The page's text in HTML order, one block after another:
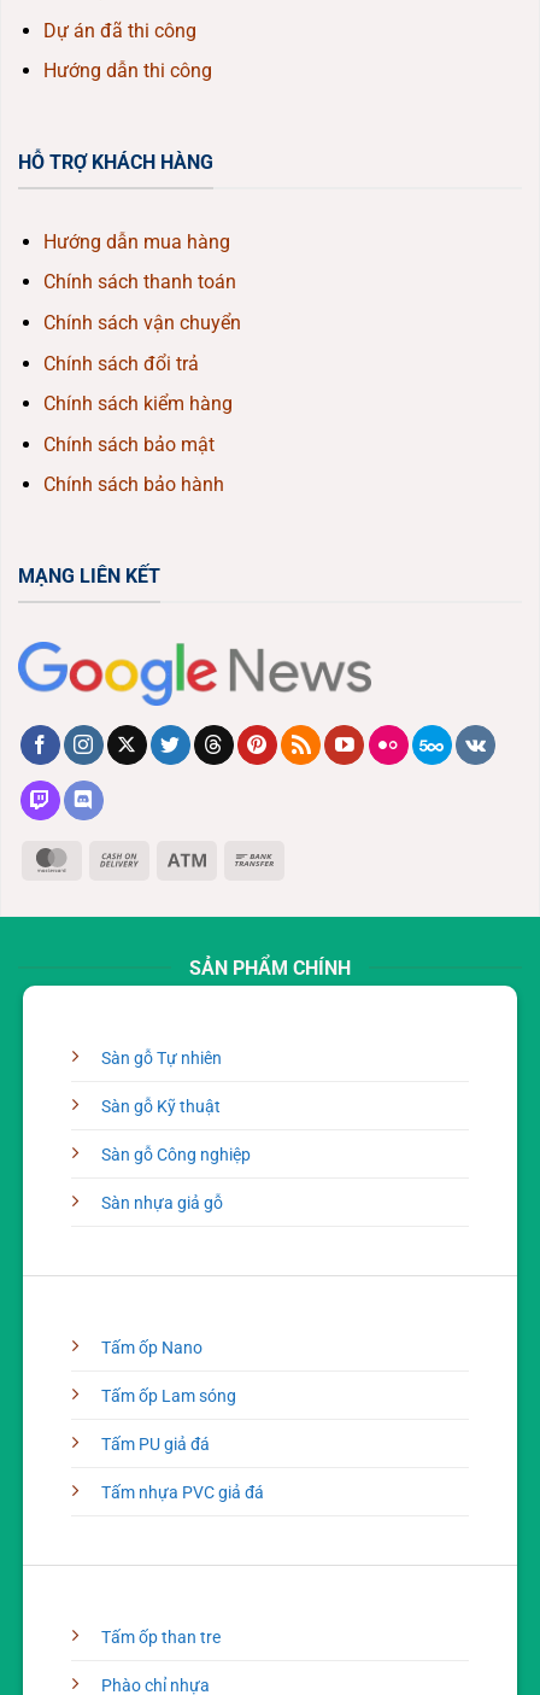
Dự án đã thi công
Hướng dẫn thi công
HỖ TRỢ KHÁCH HÀNG
Hướng dẫn mua hàng
Chính sách thanh toán
Chính sách vận chuyển
Chính sách đổi trả
Chính sách kiểm hàng
Chính sách bảo mật
Chính sách bảo hành
MẠNG LIÊN KẾT
MasterCard
Cash
Delivery
Atm
SẢN PHẨM CHÍNH
Sàn gỗ Tự nhiên
Sàn gỗ Kỹ thuật
Sàn gỗ Công nghiệp
Sàn nhựa giả gỗ
Tấm ốp Nano
Tấm ốp Lam sóng
Tấm PU giả đá
Tấm nhựa PVC giả đá
Tấm ốp than tre
Phào chỉ nhựa